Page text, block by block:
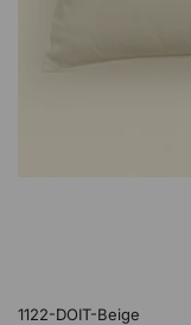
1122-DOIT-Beige